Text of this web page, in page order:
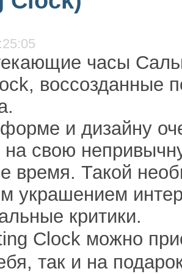
часы
воссозданные
и дизайну
на свою
время. Такой
украшением
критики.
Clock можно
так и на